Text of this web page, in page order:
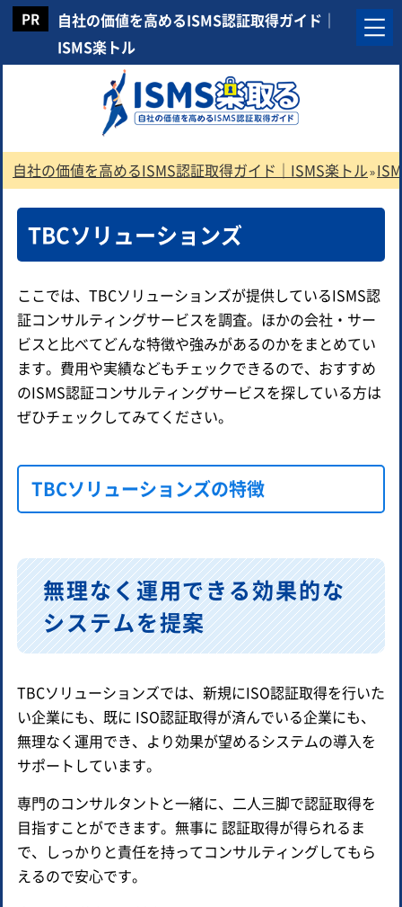
自社の価値を高めるISMS認証取得ガイド｜
ISMS楽トル
自社の価値を高めるISMS認証取得ガイド｜ISMS楽トル»
TBCソリューションズ
ここでは、TBCソリューションズが提供しているISMS認
証コンサルティングサービスを調査。ほかの会社・サー
ビスと比べてどんな特徴や強みがあるのかをまとめてい
ます。費用や実績などもチェックできるので、おすすめ
のISMS認証コンサルティングサービスを探している方は
ぜひチェックしてみてください。
TBCソリューションズの特徴
無理なく運用できる効果的な
システムを提案
TBCソリューションズでは、新規にISO認証取得を行いた
い企業にも、既に ISO認証取得が済んでいる企業にも、
無理なく運用でき、より効果が望めるシステムの導入を
サポートしています。
専門のコンサルタントと一緒に、二人三脚で認証取得を
目指すことができます。無事に 認証取得が得られるま
で、しっかりと責任を持ってコンサルティングしてもら
えるので安心です。